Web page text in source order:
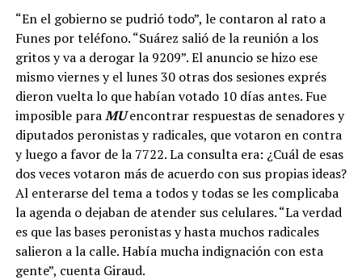
“En el gobierno se pudrió todo”, le contaron al rato a
Funes por teléfono. “Suárez salió de la reunión a los
gritos y va a derogar la 9209”. El anuncio se hizo ese
mismo viernes y el lunes 30 otras dos sesiones exprés
dieron vuelta lo que habían votado 10 días antes. Fue
imposible paraMUencontrar respuestas de senadores y
diputados peronistas y radicales, que votaron en contra
y luego a favor de la 7722. La consulta era: ¿Cuál de esas
dos veces votaron más de acuerdo con sus propias ideas?
Al enterarse del tema a todos y todas se les complicaba
la agenda o dejaban de atender sus celulares. “La verdad
es que las bases peronistas y hasta muchos radicales
salieron a la calle. Había mucha indignación con esta
gente”, cuenta Giraud.